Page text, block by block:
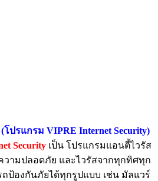
โปรแกรม VIPRE Internet Security)
Security เป็น โปรแกรมแอนตี้ไวรัส
ามปลอดภัย และไวรัสจากทุกทิศทุก
ป้องกันภัยได้ทุกรูปแบบ เช่น มัลแวร์